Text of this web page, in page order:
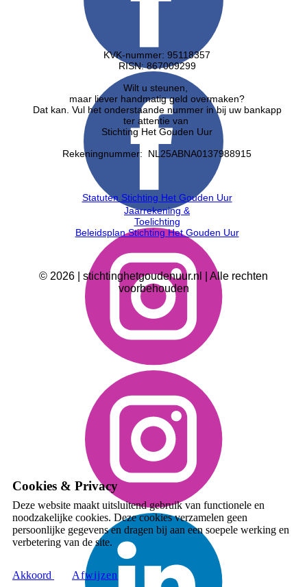
KVK-nummer: 95118357
RISN: ​867009299
Wilt u steunen,
maar liever handmatig geld overmaken?
Dat kan. Vul het onderstaande nummer in bij uw bankapp
ter attentie van
Stichting Het Gouden Uur
Rekeningnummer: NL25ABNA0137988915
Statuten Stichting Het Gouden Uur
Jaarrekening &
Toelichting
Beleidsplan Stichting Het Gouden Uur
© 2026 | stichtinghetgoudenuur.nl | Alle rechten
voorbehouden
Cookies & Privacy
Deze website maakt uitsluitend gebruik van functionele en
noodzakelijke cookies. Deze cookies verzamelen geen
persoonlijke gegevens en dragen bij aan een soepele werking en
verbetering van de site.
Akkoord A​fwijzen